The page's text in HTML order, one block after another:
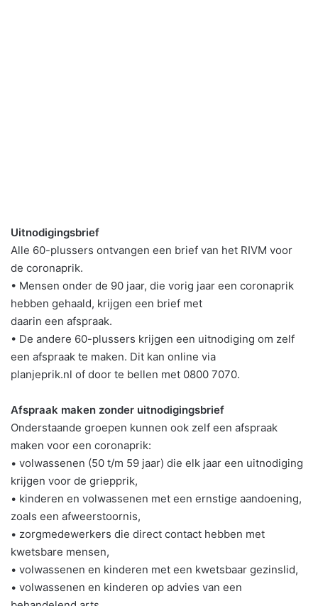
Uitnodigingsbrief
Alle 60-plussers ontvangen een brief van het RIVM voor
de coronaprik.
• Mensen onder de 90 jaar, die vorig jaar een coronaprik
hebben gehaald, krijgen een brief met
daarin een afspraak.
• De andere 60-plussers krijgen een uitnodiging om zelf
een afspraak te maken. Dit kan online via
planjeprik.nl of door te bellen met 0800 7070.
Afspraak maken zonder uitnodigingsbrief
Onderstaande groepen kunnen ook zelf een afspraak
maken voor een coronaprik:
• volwassenen (50 t/m 59 jaar) die elk jaar een uitnodiging
krijgen voor de griepprik,
• kinderen en volwassenen met een ernstige aandoening,
zoals een afweerstoornis,
• zorgmedewerkers die direct contact hebben met
kwetsbare mensen,
• volwassenen en kinderen met een kwetsbaar gezinslid,
• volwassenen en kinderen op advies van een